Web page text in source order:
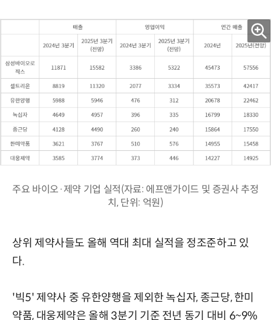
주요 바이오·제약 기업 실적(자료: 에프앤가이드 및 증권사 추정
치, 단위: 억원)
상위 제약사들도 올해 역대 최대 실적을 정조준하고 있
다.
'빅5' 제약사 중 유한양행을 제외한 녹십자, 종근당, 한미
약품, 대웅제약은 올해 3분기 기준 전년 동기 대비 6~9%